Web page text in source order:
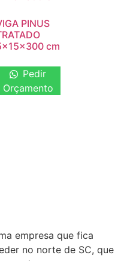
PINUS
cm
Pedir
Orçamento
empresa que fica
no norte de SC, que